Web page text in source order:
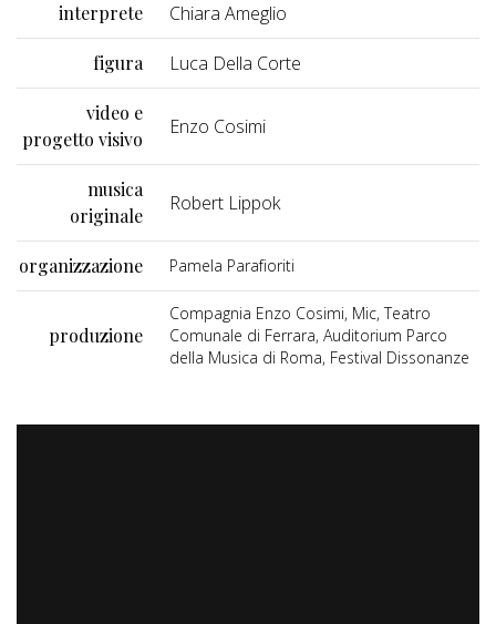
interprete Chiara Ameglio
figura Luca Della Corte
video e
progetto visivo
Enzo Cosimi
musica
originale
Robert Lippok
organizzazione Pamela Parafioriti
produzione
Compagnia Enzo Cosimi, Mic, Teatro
Comunale di Ferrara, Auditorium Parco
della Musica di Roma, Festival Dissonanze